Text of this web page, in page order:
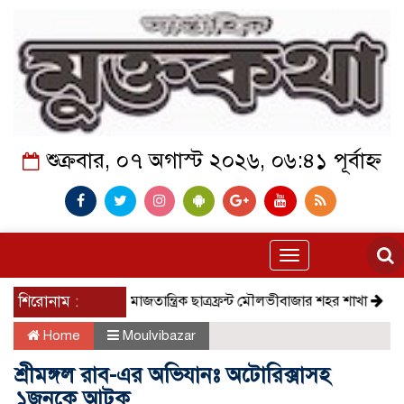
শুক্রবার, ০৭ অগাস্ট ২০২৬, ০৬:৪১ পূর্বাহ্ন
Toggle
navigation
শিরোনাম :সমাজতান্ত্রিক ছাত্রফ্রন্ট মৌলভীবাজার শহর শাখা কেমন আছে
Home Moulvibazar
শ্রীমঙ্গল রাব-এর অভিযানঃ অটোরিক্সাসহ